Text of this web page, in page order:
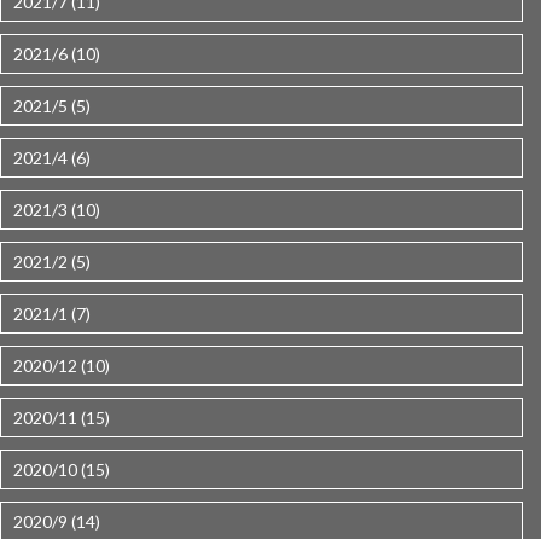
2021/6 (10)
2021/5 (5)
2021/4 (6)
2021/3 (10)
2021/2 (5)
2021/1 (7)
2020/12 (10)
2020/11 (15)
2020/10 (15)
2020/9 (14)